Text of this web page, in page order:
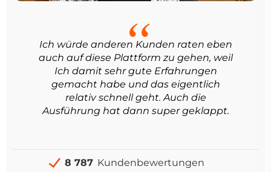
Ich würde anderen Kunden raten eben
auch auf diese Plattform zu gehen, weil
Ich damit sehr gute Erfahrungen
gemacht habe und das eigentlich
relativ schnell geht. Auch die
Ausführung hat dann super geklappt.
8 787 Kundenbewertungen